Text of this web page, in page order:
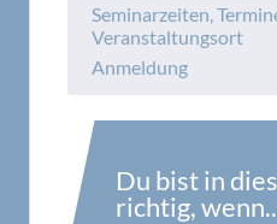
Seminarzeiten,
Veranstaltungsort
Anmeldung
Du bist in
richtig,